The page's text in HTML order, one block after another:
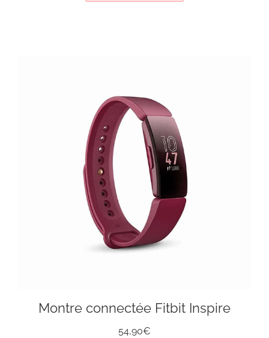
Montre connectée Fitbit Inspire
54,90€